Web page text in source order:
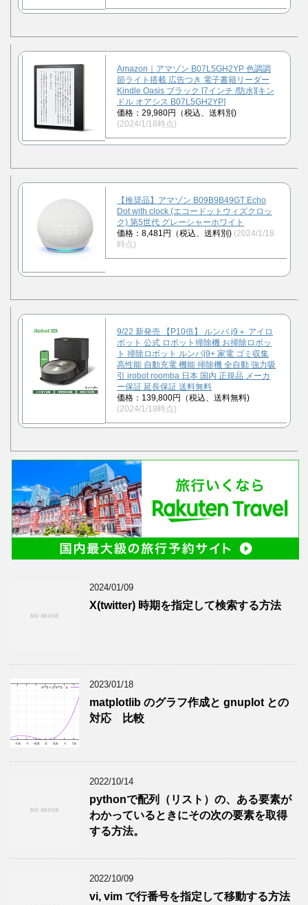
Amazon｜アマゾン B07L5GH2YP 色調調
節ライト搭載 広告つき 電子書籍リーダー
Kindle Oasis ブラック [7インチ /防水][キン
ドル オアシス B07L5GH2YP]
価格：29,980円（税込、送料別)
(2024/1/18時点)
【推奨品】アマゾン B09B9B49GT Echo
Dot with clock (エコードットウィズクロッ
ク) 第5世代 グレーシャーホワイト
価格：8,481円（税込、送料別) (2024/1/18
時点)
9/22 新発売 【P10倍】 ルンバ j9＋ アイロ
ボット 公式 ロボット掃除機 お掃除ロボッ
ト 掃除ロボット ルンバj9+ 家電 ゴミ収集
高性能 自動充電 機能 掃除機 全自動 強力吸
引 irobot roomba 日本 国内 正規品 メーカ
ー保証 延長保証 送料無料
価格：139,800円（税込、送料無料)
(2024/1/18時点)
2024/01/09
X(twitter) 時期を指定して検索する方法
2023/01/18
matplotlib のグラフ作成と gnuplot との
対応 比較
2022/10/14
pythonで配列（リスト）の、ある要素が
わかっているときにその次の要素を取得
する方法。
2022/10/09
vi, vim で行番号を指定して移動する方法